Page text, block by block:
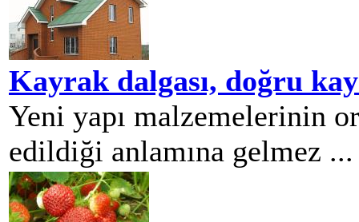
Kayrak dalgası, doğru
Yeni yapı malzemelerinin
edildiği anlamına gelmez ...